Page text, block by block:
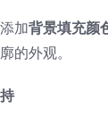
加背景填充颜
的外观。